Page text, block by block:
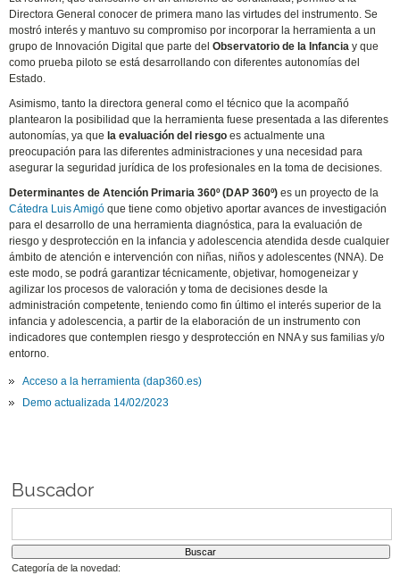
Directora General conocer de primera mano las virtudes del instrumento. Se
mostró interés y mantuvo su compromiso por incorporar la herramienta a un
grupo de Innovación Digital que parte delObservatorio de la Infancia y que
como prueba piloto se está desarrollando con diferentes autonomías del
Estado.
Asimismo, tanto la directora general como el técnico que la acompañó
plantearon la posibilidad que la herramienta fuese presentada a las diferentes
autonomías, ya que la evaluación del riesgoes actualmente una
preocupación para las diferentes administraciones y una necesidad para
asegurar la seguridad jurídica de los profesionales en la toma de decisiones.
Determinantes de Atención Primaria 360º (DAP 360º)es un proyecto de la
Cátedra Luis Amigó que tiene como objetivo aportar avances de investigación
para el desarrollo de una herramienta diagnóstica, para la evaluación de
riesgo y desprotección en la infancia y adolescencia atendida desde cualquier
ámbito de atención e intervención con niñas, niños y adolescentes (NNA). De
este modo, se podrá garantizar técnicamente, objetivar, homogeneizar y
agilizar los procesos de valoración y toma de decisiones desde la
administración competente, teniendo como fin último el interés superior de la
infancia y adolescencia, a partir de la elaboración de un instrumento con
indicadores que contemplen riesgo y desprotección en NNA y sus familias y/o
entorno.
Acceso a la herramienta (dap360.es)
Demo actualizada 14/02/2023
Buscador
Categoría de la novedad: